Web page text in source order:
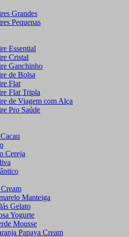
Grandes
Pequenas
Essential
Cristal
Ganchinho
de Bolsa
Flat
Flat Tripla
de Viagem com Alça
Pro Saúde
Cereja
Manteiga
Gelato
Yogurte
Mousse
Papaya Cream